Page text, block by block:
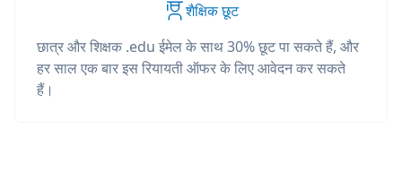
शैक्षिक छूट
छात्र और शिक्षक .edu ईमेल के साथ 30% छूट पा सकते हैं, और
हर साल एक बार इस रियायती ऑफर के लिए आवेदन कर सकते
हैं।